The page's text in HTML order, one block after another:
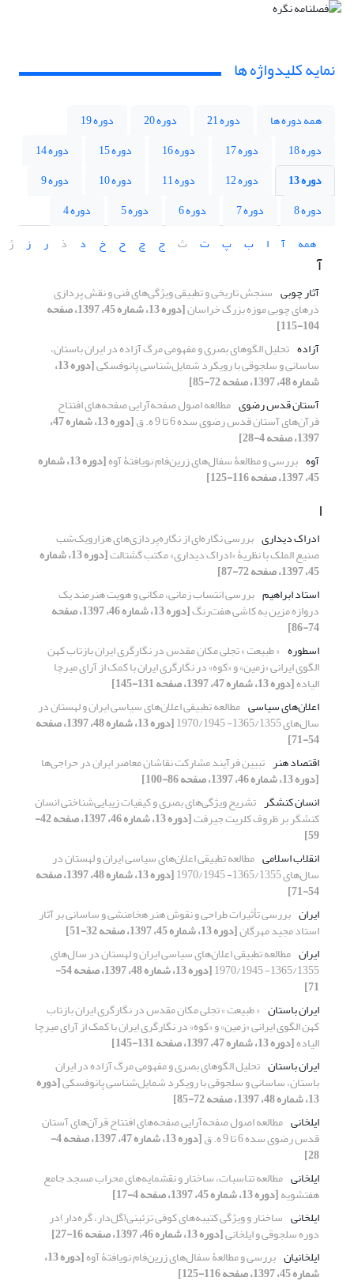
نمایه کلیدواژه ها
همه دوره ها دوره 21 دوره 20
دوره 19
دوره 18
دوره 17 دوره 16 دوره 15
دوره 14
دوره 13
دوره 12 دوره 11 دوره 10
دوره 9
دوره 8
دوره 7 دوره 6 دوره 5
دوره 4
همه
آ ا ب پ ت ث ج چ ح خ د ذ ر ز ژ
آ
آثار چوبی سنجش تاریخی و تطبیقی ویژگی‌های فنی و نقش پردازی
دَرهای چوبی موزه بزرگ خراسان [دوره 13، شماره 45، 1397، صفحه
104-115]
آزاده تحلیل الگوهای بصری و مفهومی مرگ آزاده در ایران باستان،
ساسانی و سلجوقی با رویکرد شمایل‌شناسی پانوفسکی [دوره 13،
شماره 48، 1397، صفحه 72-85]
آستان قدس رضوی مطالعه اصول صفحه‌آرایی صفحه‌های افتتاح
قرآن‌های آستان قدس رضوی سده 6 تا 9 ه. ق [دوره 13، شماره 47،
1397، صفحه 4-28]
آوه بررسی و مطالعۀ سفال‌های زرین‌فام نویافتۀ آوه [دوره 13، شماره
45، 1397، صفحه 116-125]
ا
ادراک دیداری بررسی نگاره‌ای از نگاره‌پردازی‌های هزارویک‌شب
صنیع الملک با نظریۀ «ادراک دیداری» مکتب گشتالت [دوره 13، شماره
45، 1397، صفحه 72-87]
استاد ابراهیم بررسی انتساب زمانی، مکانی و هویت هنرمند یک
دروازه مزین به کاشی هفت‌رنگ [دوره 13، شماره 46، 1397، صفحه
74-86]
اسطوره « طبیعت » تجلی مکان مقدس در نگارگری ایران بازتاب کهن
الگوی ایرانی «زمین» و «کوه» در نگارگری ایران با کمک از آرای میرچا
الیاده[دوره 13، شماره 47، 1397، صفحه 131-145]
اعلان‌های سیاسی مطالعه تطبیقی اعلان‌های سیاسی ایران و لهستان در
سال‌های 1365/1355- 1970/1945 [دوره 13، شماره 48، 1397، صفحه
54-71]
اقتصاد هنر تبیین فرآیند مشارکت نقاشان معاصر ایران در حراجی‌ها
[دوره 13، شماره 46، 1397، صفحه 86-100]
انسان کنشگر تشریح ویژگی‌های بصری و کیفیات زیبایی‌شناختی انسان
کنشگر بر ظروف کلریت جیرفت [دوره 13، شماره 46، 1397، صفحه 42-
59]
انقلاب اسلامی مطالعه تطبیقی اعلان‌های سیاسی ایران و لهستان در
سال‌های 1365/1355- 1970/1945 [دوره 13، شماره 48، 1397، صفحه
54-71]
ایران بررسی تأثیرات طراحی و نقوش هنر هخامنشی و ساسانی بر آثار
استاد مجید مهرگان[دوره 13، شماره 45، 1397، صفحه 32-51]
ایران مطالعه تطبیقی اعلان‌های سیاسی ایران و لهستان در سال‌های
1365/1355- 1970/1945 [دوره 13، شماره 48، 1397، صفحه 54-
71]
ایران باستان « طبیعت » تجلی مکان مقدس در نگارگری ایران بازتاب
کهن الگوی ایرانی «زمین» و «کوه» در نگارگری ایران با کمک از آرای میرچا
الیاده[دوره 13، شماره 47، 1397، صفحه 131-145]
ایران باستان تحلیل الگوهای بصری و مفهومی مرگ آزاده در ایران
باستان، ساسانی و سلجوقی با رویکرد شمایل‌شناسی پانوفسکی[دوره
13، شماره 48، 1397، صفحه 72-85]
ایلخانی مطالعه اصول صفحه‌آرایی صفحه‌های افتتاح قرآن‌های آستان
قدس رضوی سده 6 تا 9 ه. ق [دوره 13، شماره 47، 1397، صفحه 4-
28]
ایلخانی مطالعه تناسبات، ساختار و نقشمایه‌های محراب مسجد جامع
هفتشویه[دوره 13، شماره 45، 1397، صفحه 4-17]
ایلخانی ساختار و ویژگی‌ کتیبه‌های کوفی تزئینی(گل‌دار، گره‌دار)در
دوره سلجوقی و ایلخانی[دوره 13، شماره 46، 1397، صفحه 16-27]
ایلخانیان بررسی و مطالعۀ سفال‌های زرین‌فام نویافتۀ آوه [دوره 13،
شماره 45، 1397، صفحه 116-125]